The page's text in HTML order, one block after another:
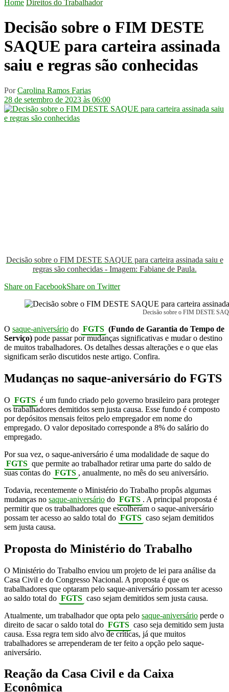
Home Direitos do Trabalhador
Decisão sobre o FIM DESTE
SAQUE para carteira assinada
saiu e regras são conhecidas
Por Carolina Ramos Farias
28 de setembro de 2023 às 06:00
Decisão sobre o FIM DESTE SAQUE para carteira assinada saiu e
regras são conhecidas - Imagem: Fabiane de Paula.
Share on FacebookShare on Twitter
Decisão sobre o FIM DESTE
O saque-aniversário do FGTS (Fundo de Garantia do Tempo de
Serviço) pode passar por mudanças significativas e mudar o destino
de muitos trabalhadores. Os detalhes dessas alterações e o que elas
significam serão discutidos neste artigo. Confira.
Mudanças no saque-aniversário do FGTS
O FGTS é um fundo criado pelo governo brasileiro para proteger
os trabalhadores demitidos sem justa causa. Esse fundo é composto
por depósitos mensais feitos pelo empregador em nome do
empregado. O valor depositado corresponde a 8% do salário do
empregado.
Por sua vez, o saque-aniversário é uma modalidade de saque do
FGTS que permite ao trabalhador retirar uma parte do saldo de
suas contas do FGTS , anualmente, no mês do seu aniversário.
Todavia, recentemente o Ministério do Trabalho propôs algumas
mudanças no saque-aniversário do FGTS . A principal proposta é
permitir que os trabalhadores que escolheram o saque-aniversário
possam ter acesso ao saldo total do FGTS caso sejam demitidos
sem justa causa.
Proposta do Ministério do Trabalho
O Ministério do Trabalho enviou um projeto de lei para análise da
Casa Civil e do Congresso Nacional. A proposta é que os
trabalhadores que optaram pelo saque-aniversário possam ter acesso
ao saldo total do FGTS caso sejam demitidos sem justa causa.
Atualmente, um trabalhador que opta pelo saque-aniversário perde o
direito de sacar o saldo total do FGTS caso seja demitido sem justa
causa. Essa regra tem sido alvo de críticas, já que muitos
trabalhadores se arrependeram de ter feito a opção pelo saque-
aniversário.
Reação da Casa Civil e da Caixa
Econômica